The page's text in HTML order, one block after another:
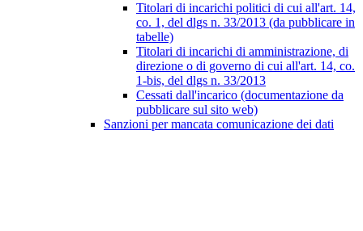
Titolari di incarichi politici di cui all'art. 14,
co. 1, del dlgs n. 33/2013 (da pubblicare in
tabelle)
Titolari di incarichi di amministrazione, di
direzione o di governo di cui all'art. 14, co.
1-bis, del dlgs n. 33/2013
Cessati dall'incarico (documentazione da
pubblicare sul sito web)
Sanzioni per mancata comunicazione dei dati